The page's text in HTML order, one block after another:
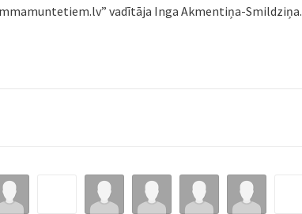
vadītāja Inga Akmentiņa-Smildziņa.